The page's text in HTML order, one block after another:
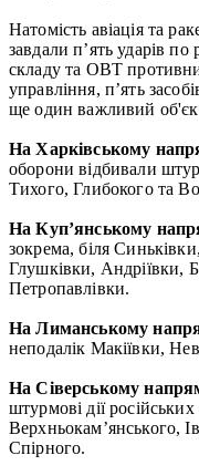
Натомість авіація та
завдали п’ять ударів
складу та ОВТ
управління, п’ять
ще один важливий
На Харківському
оборони відбивали
Тихого, Глибокого та
На Куп’янському
зокрема, біля
Глушківки, Андріївки,
Петропавлівки.
На Лиманському
неподалік Макіївки,
На Сіверському
штурмові дії
Верхньокам’янського,
Спірного.